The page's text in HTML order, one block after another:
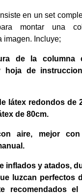
en un set
montar una
imagen. Incluye;
de la columna
hoja de
látex redondos de
de 80cm.
aire, mejor
inflados y atados,
luzcan perfectos
recomendados el